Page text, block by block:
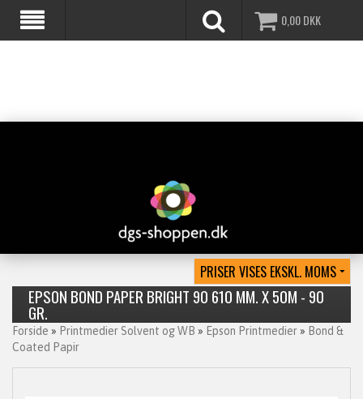
0,00DKK
EPSON BOND PAPER BRIGHT 90 610 MM. X 50M - 90
GR.
Forside » Printmedier Solvent og WB » Epson Printmedier » Bond &
Coated Papir